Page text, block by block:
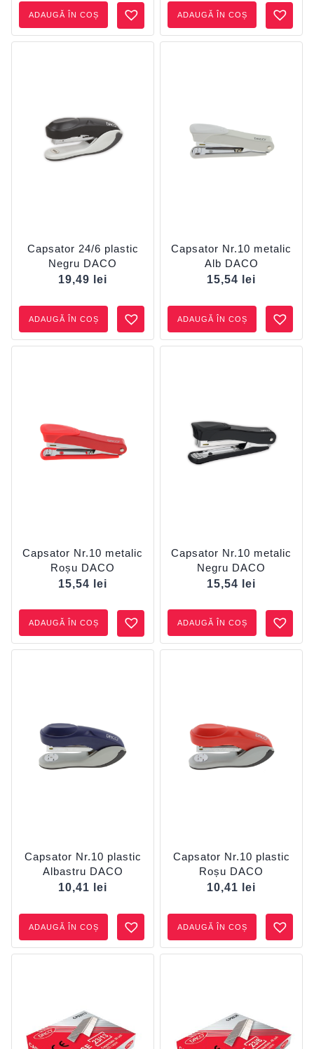
ADAUGĂ ÎN COȘ ADAUGĂ ÎN COȘ
Capsator 24/6 plastic
Negru DACO
19,49
lei
ADAUGĂ ÎN COȘ
Capsator Nr.10 metalic
Alb DACO
15,54
lei
ADAUGĂ ÎN COȘ
Capsator Nr.10 metalic
Roșu DACO
15,54
lei
ADAUGĂ ÎN COȘ
Capsator Nr.10 metalic
Negru DACO
15,54
lei
ADAUGĂ ÎN COȘ
Capsator Nr.10 plastic
Albastru DACO
10,41
lei
ADAUGĂ ÎN COȘ
Capsator Nr.10 plastic
Roșu DACO
10,41
lei
ADAUGĂ ÎN COȘ